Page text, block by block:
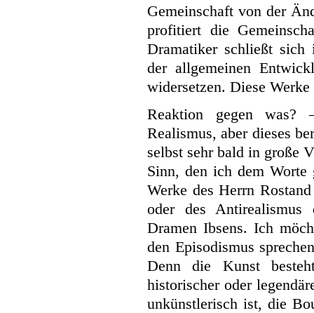
Gemeinschaft von der
profitiert die
Dramatiker schließt sich
der allgemeinen
widersetzen. Diese
Reaktion gegen was?
Realismus, aber dieses
selbst sehr bald in große
Sinn, den ich dem
Werke des Herrn
oder des
Dramen Ibsens. Ich
den Episodismus
Denn die Kunst
historischer oder
unkünstlerisch ist, die